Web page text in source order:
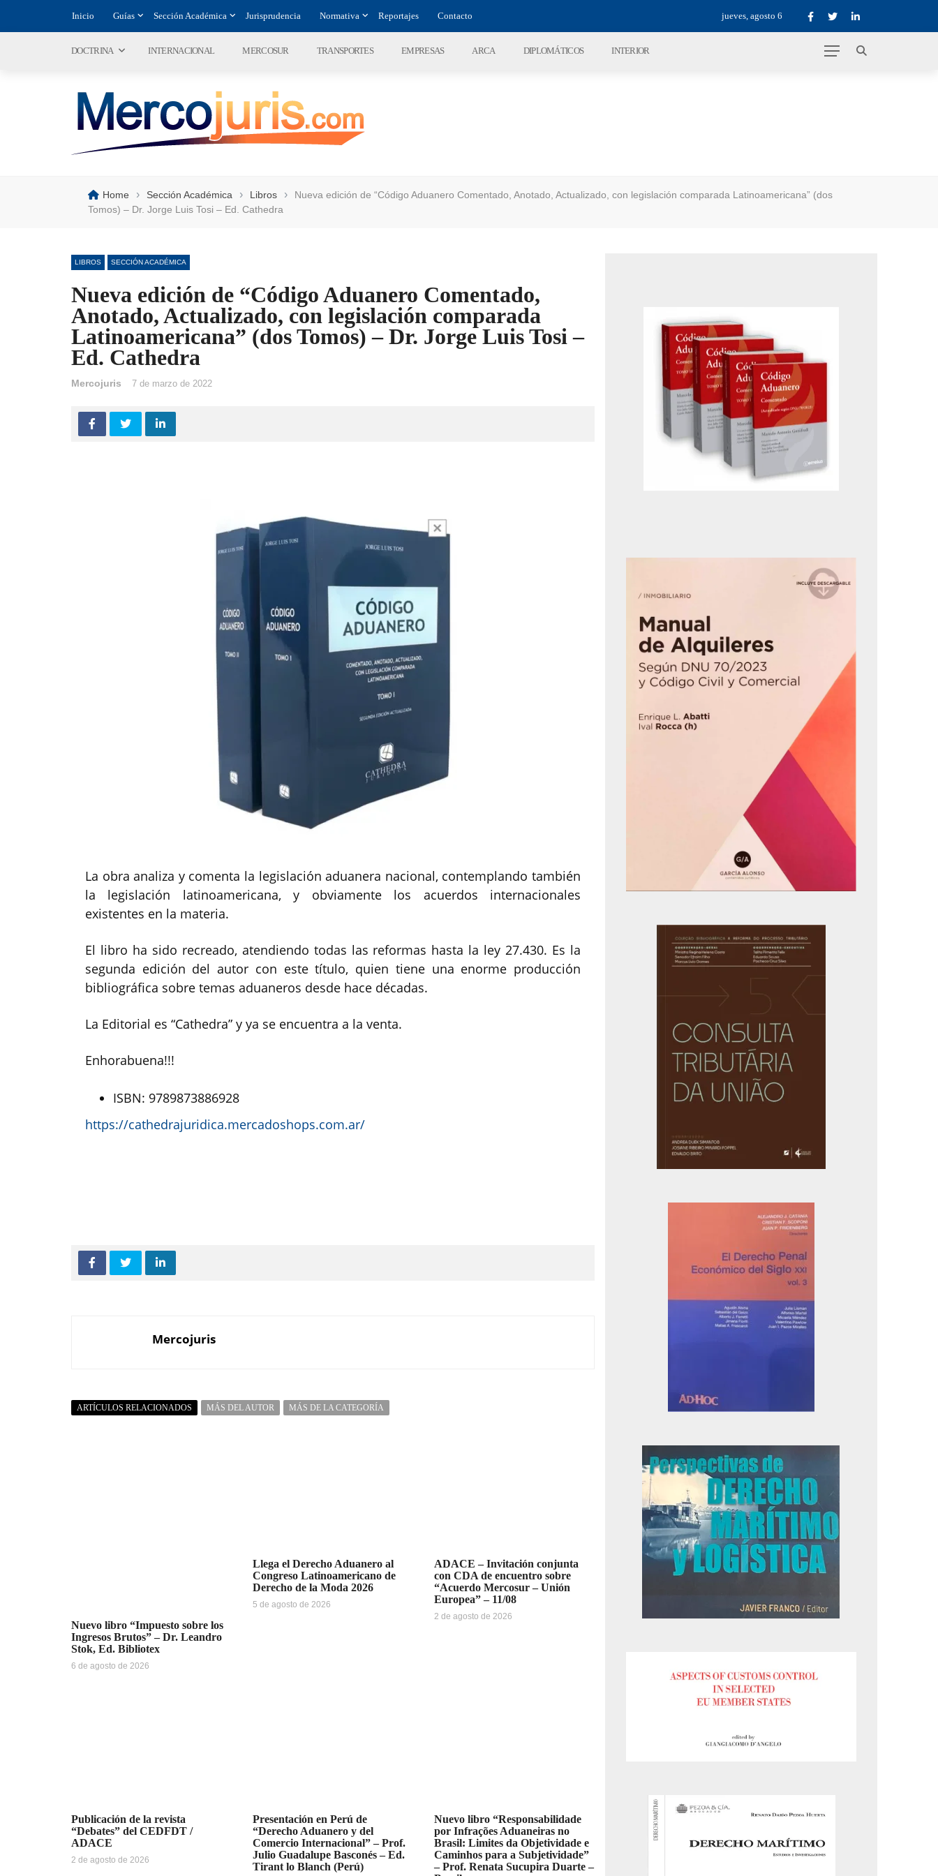
Inicio Guías Sección Académica Jurisprudencia Normativa Reportajes Contacto jueves, agosto 6
DOCTRINA INTERNACIONAL MERCOSUR TRANSPORTES EMPRESAS ARCA DIPLOMÁTICOS INTERIOR
Home › Sección Académica › Libros ›
Nueva edición de “Código Aduanero Comentado, Anotado, Actualizado, con legislación comparada Latinoamericana” (dos
Tomos) – Dr. Jorge Luis Tosi – Ed. Cathedra
LIBROS SECCIÓN ACADÉMICA
Nueva edición de “Código Aduanero Comentado,
Anotado, Actualizado, con legislación comparada
Latinoamericana” (dos Tomos) – Dr. Jorge Luis Tosi –
Ed. Cathedra
Mercojuris 7 de marzo de 2022
La obra analiza y comenta la legislación aduanera nacional, contemplando también
la legislación latinoamericana, y obviamente los acuerdos internacionales
existentes en la materia.
El libro ha sido recreado, atendiendo todas las reformas hasta la ley 27.430. Es la
segunda edición del autor con este título, quien tiene una enorme producción
bibliográfica sobre temas aduaneros desde hace décadas.
La Editorial es “Cathedra” y ya se encuentra a la venta.
Enhorabuena!!!
ISBN: 9789873886928
https://cathedrajuridica.mercadoshops.com.ar/
Mercojuris
ARTÍCULOS RELACIONADOS MÁS DEL AUTOR MÁS DE LA CATEGORÍA
Nuevo libro “Impuesto sobre los
Ingresos Brutos” – Dr. Leandro
Stok, Ed. Bibliotex
6 de agosto de 2026
Llega el Derecho Aduanero al
Congreso Latinoamericano de
Derecho de la Moda 2026
5 de agosto de 2026
ADACE – Invitación conjunta
con CDA de encuentro sobre
“Acuerdo Mercosur – Unión
Europea” – 11/08
2 de agosto de 2026
Publicación de la revista
“Debates” del CEDFDT /
ADACE
2 de agosto de 2026
Presentación en Perú de
“Derecho Aduanero y del
Comercio Internacional” – Prof.
Julio Guadalupe Basconés – Ed.
Tirant lo Blanch (Perú)
Nuevo libro “Responsabilidade
por Infrações Aduaneiras no
Brasil: Limites da Objetividade e
Caminhos para a Subjetividade”
– Prof. Renata Sucupira Duarte –